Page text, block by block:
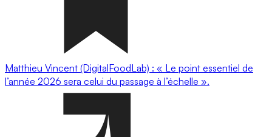
Matthieu Vincent (DigitalFoodLab) : « Le point essentiel de
l’année 2026 sera celui du passage à l’échelle ».